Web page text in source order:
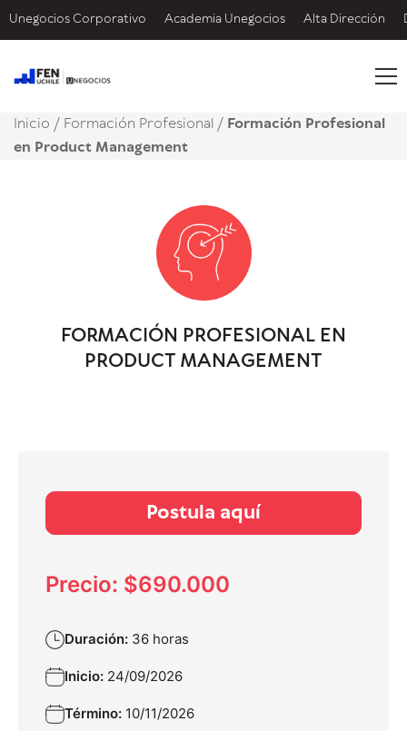
Unegocios Corporativo Academia Unegocios Alta Dirección
Inicio / Formación Profesional / Formación Profesional
en Product Management
FORMACIÓN PROFESIONAL EN
PRODUCT MANAGEMENT
Postula aquí
Precio: $690.000
Duración: 36 horas
Inicio: 24/09/2026
Término: 10/11/2026